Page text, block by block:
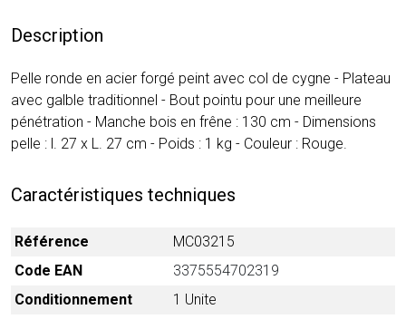
Description
Pelle ronde en acier forgé peint avec col de cygne - Plateau
avec galble traditionnel - Bout pointu pour une meilleure
pénétration - Manche bois en frêne : 130 cm - Dimensions
pelle : l. 27 x L. 27 cm - Poids : 1 kg - Couleur : Rouge.
Caractéristiques techniques
Référence
MC03215
Code EAN
3375554702319
Conditionnement
1 Unite